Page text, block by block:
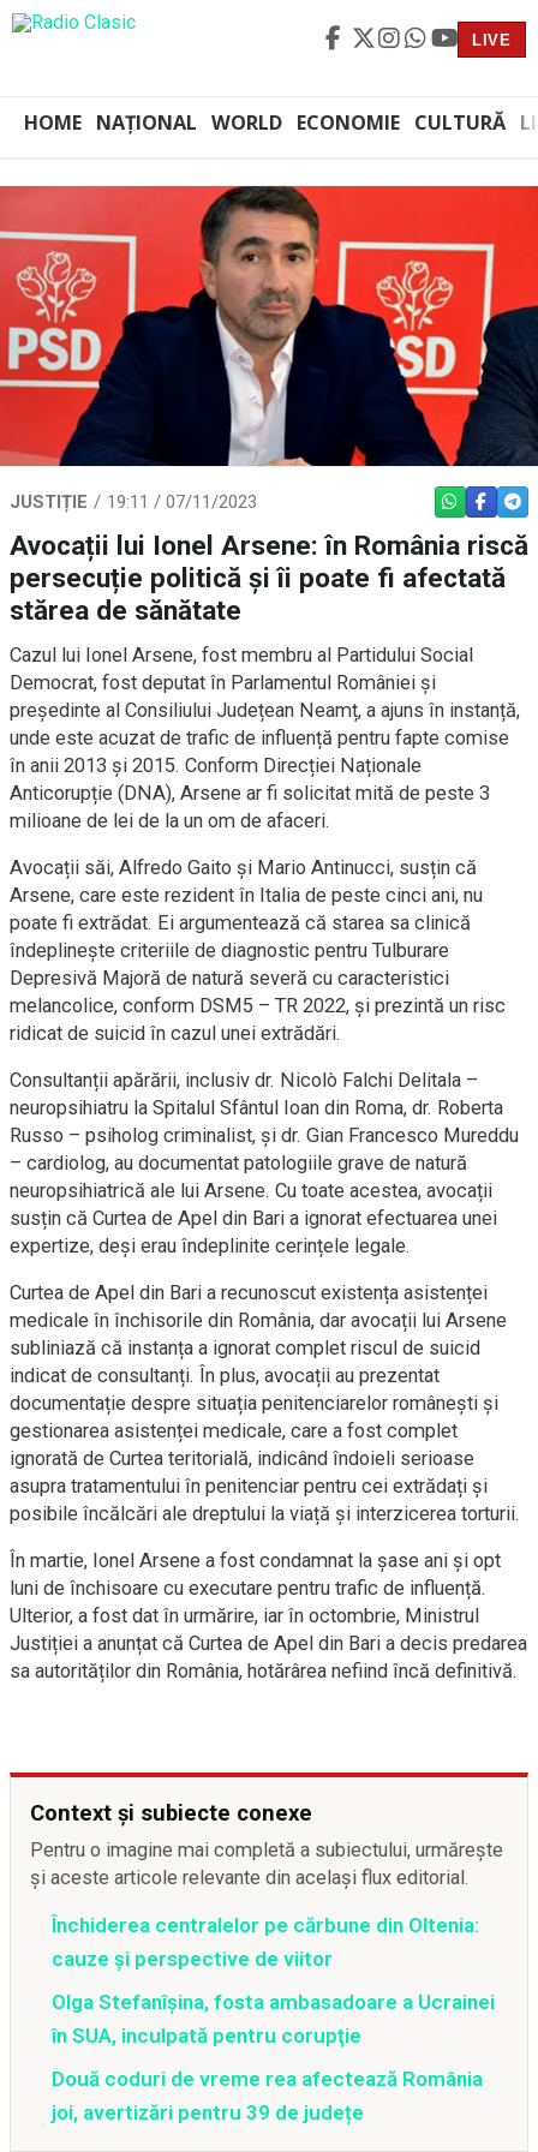
LIVE
HOME NAȚIONAL WORLD ECONOMIE CULTURĂ
JUSTIȚIE 19:11 / 07/11/2023 WHATSAPP
Avocații lui Ionel Arsene: în România riscă
persecuție politică și îi poate fi afectată
stărea de sănătate
Cazul lui Ionel Arsene, fost membru al Partidului Social
Democrat, fost deputat în Parlamentul României și
președinte al Consiliului Județean Neamț, a ajuns în instanță,
unde este acuzat de trafic de influență pentru fapte comise
în anii 2013 și 2015. Conform Direcției Naționale
Anticorupție (DNA), Arsene ar fi solicitat mită de peste 3
milioane de lei de la un om de afaceri.
Avocații săi, Alfredo Gaito și Mario Antinucci, susțin că
Arsene, care este rezident în Italia de peste cinci ani, nu
poate fi extrădat. Ei argumentează că starea sa clinică
îndeplinește criteriile de diagnostic pentru Tulburare
Depresivă Majoră de natură severă cu caracteristici
melancolice, conform DSM5 – TR 2022, și prezintă un risc
ridicat de suicid în cazul unei extrădări.
Consultanții apărării, inclusiv dr. Nicolò Falchi Delitala –
neuropsihiatru la Spitalul Sfântul Ioan din Roma, dr. Roberta
Russo – psiholog criminalist, și dr. Gian Francesco Mureddu
– cardiolog, au documentat patologiile grave de natură
neuropsihiatrică ale lui Arsene. Cu toate acestea, avocații
susțin că Curtea de Apel din Bari a ignorat efectuarea unei
expertize, deși erau îndeplinite cerințele legale.
Curtea de Apel din Bari a recunoscut existența asistenței
medicale în închisorile din România, dar avocații lui Arsene
subliniază că instanța a ignorat complet riscul de suicid
indicat de consultanți. În plus, avocații au prezentat
documentație despre situația penitenciarelor românești și
gestionarea asistenței medicale, care a fost complet
ignorată de Curtea teritorială, indicând îndoieli serioase
asupra tratamentului în penitenciar pentru cei extrădați și
posibile încălcări ale dreptului la viață și interzicerea torturii.
În martie, Ionel Arsene a fost condamnat la șase ani și opt
luni de închisoare cu executare pentru trafic de influență.
Ulterior, a fost dat în urmărire, iar în octombrie, Ministrul
Justiției a anunțat că Curtea de Apel din Bari a decis predarea
sa autorităților din România, hotărârea nefiind încă definitivă.
Context și subiecte conexe
Pentru o imagine mai completă a subiectului, urmărește
și aceste articole relevante din același flux editorial.
Închiderea centralelor pe cărbune din Oltenia:
cauze și perspective de viitor
Olga Stefanîşina, fosta ambasadoare a Ucrainei
în SUA, inculpată pentru corupţie
Două coduri de vreme rea afectează România
joi, avertizări pentru 39 de județe